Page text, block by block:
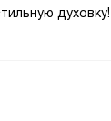
духовку!